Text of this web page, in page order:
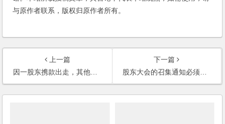
与原作者联系，版权归原作者所有。
上一篇
因一股东携款出走，其他股东的股权数达不到法定比例，无法解散公司或修改章程，如何解决？
下一篇
股东大会的召集通知必须以书面形式吗？